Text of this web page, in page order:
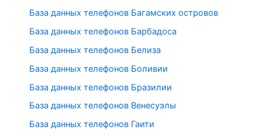
База данных телефонов Багамских островов
База данных телефонов Барбадоса
База данных телефонов Белиза
База данных телефонов Боливии
База данных телефонов Бразилии
База данных телефонов Венесуэлы
База данных телефонов Гаити